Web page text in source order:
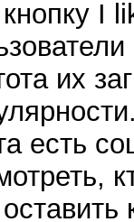
I
их
есть